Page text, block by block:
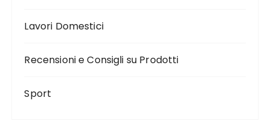
Lavori Domestici
Recensioni e Consigli su Prodotti
Sport